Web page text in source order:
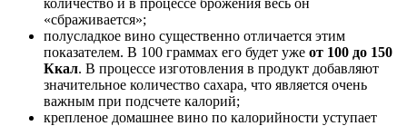
«сбраживается»;
полусладкое вино существенно отличается этим
показателем. В 100 граммах его будет уже от 100 до 150
Ккал. В процессе изготовления в продукт добавляют
значительное количество сахара, что является очень
важным при подсчете калорий;
крепленое домашнее вино по калорийности уступает